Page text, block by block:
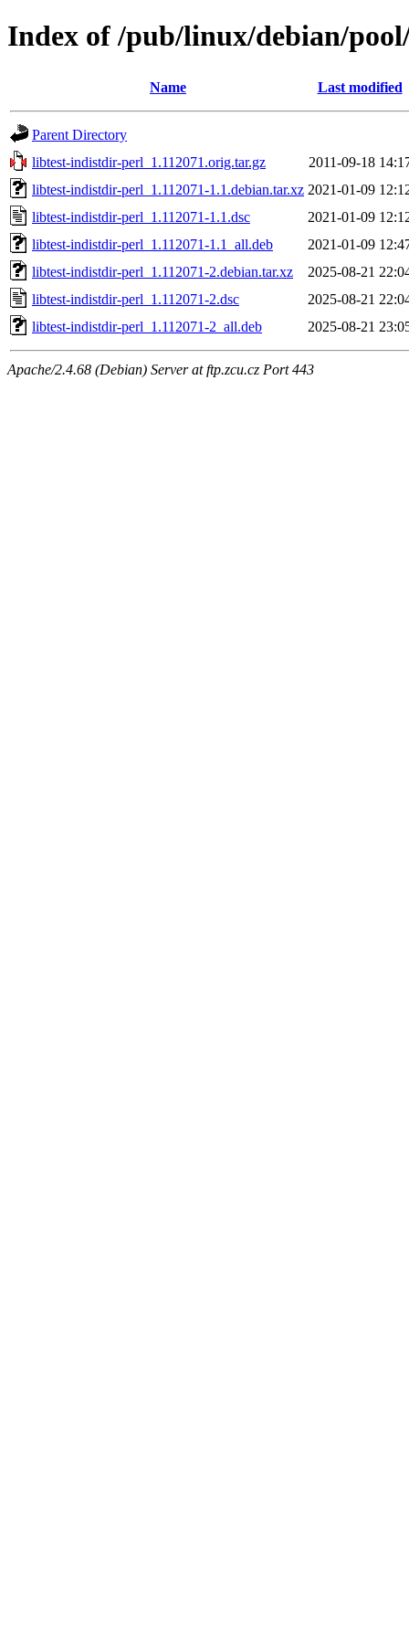
Index of /pub/linux/debian/
Name Last modified
Parent Directory
libtest-indistdir-perl_1.112071.orig.tar.gz
2011-09-18
libtest-indistdir-perl_1.112071-1.1.debian.tar.xz 2021-01-09
libtest-indistdir-perl_1.112071-1.1.dsc
2021-01-09
libtest-indistdir-perl_1.112071-1.1_all.deb
2021-01-09
libtest-indistdir-perl_1.112071-2.debian.tar.xz
2025-08-21
libtest-indistdir-perl_1.112071-2.dsc
2025-08-21
libtest-indistdir-perl_1.112071-2_all.deb
2025-08-21
Apache/2.4.68 (Debian) Server at ftp.zcu.cz Port 443